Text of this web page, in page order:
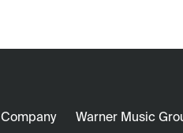
Company Warner Music